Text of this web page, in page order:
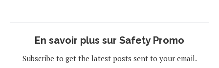
Ukraine pour défendre les
pays. “J’ai pris la décision
a-t-il dit…
En savoir plus sur Safety Promo
Subscribe to get the latest posts sent to your email.